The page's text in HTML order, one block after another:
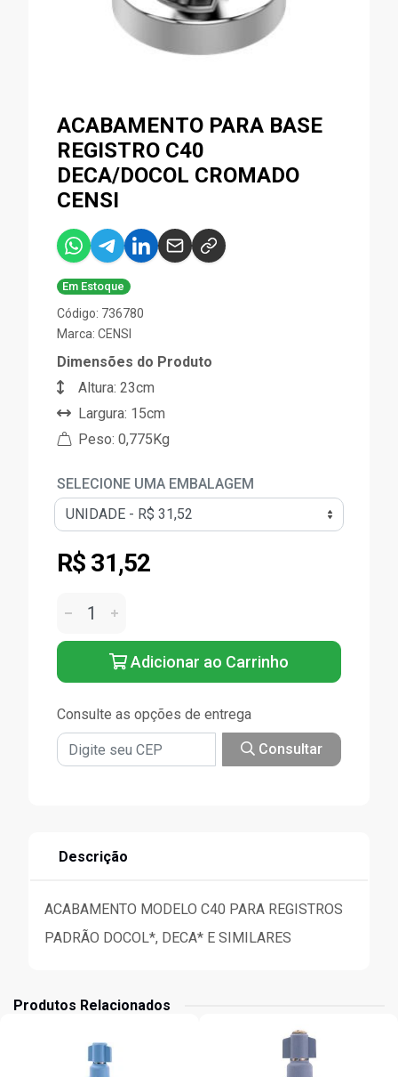
ACABAMENTO PARA BASE
REGISTRO C40
DECA/DOCOL CROMADO
CENSI
Em Estoque
Código: 736780
Marca: CENSI
Dimensões do Produto
Altura: 23cm
Largura: 15cm
Peso: 0,775Kg
SELECIONE UMA EMBALAGEM
R$ 31,52
Adicionar ao Carrinho
Consulte as opções de entrega
Consultar
Descrição
ACABAMENTO MODELO C40 PARA REGISTROS
PADRÃO DOCOL*, DECA* E SIMILARES
Produtos Relacionados